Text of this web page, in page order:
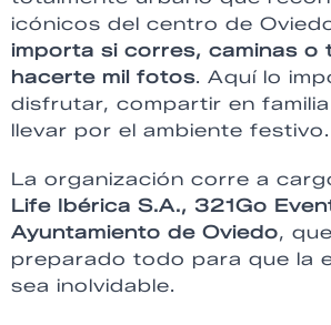
icónicos del centro de
importa si corres, caminas o
hacerte mil fotos. Aquí lo
disfrutar, compartir en
llevar por el ambiente festivo.
La organización corre a
Life Ibérica S.A., 321Go
Ayuntamiento de Oviedo,
preparado todo para que la
sea inolvidable.